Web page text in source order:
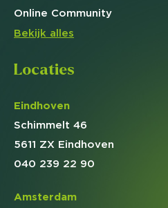
Online Community
Bekijk alles
Locaties
Eindhoven
Schimmelt 46
5611 ZX Eindhoven
040 239 22 90
Amsterdam